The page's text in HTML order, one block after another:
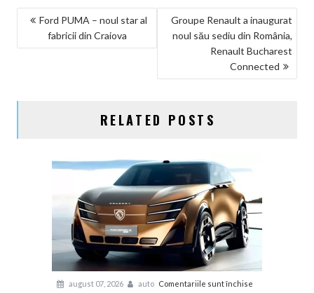
NAVIGARE
Ford PUMA – noul star al
fabricii din Craiova
Groupe Renault a inaugurat
noul său sediu din România,
Renault Bucharest
Connected
RELATED POSTS
august 07, 2026 auto Comentariile sunt închise